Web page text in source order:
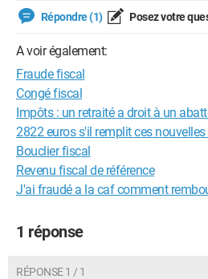
Répondre (1) Posez votre
A voir également:
Fraude fiscal
Congé fiscal
Impôts : un retraité a droit à un
2822 euros s'il remplit ces
Bouclier fiscal
Revenu fiscal de référence
J'ai fraudé a la caf comment
1 réponse
RÉPONSE 1 / 1